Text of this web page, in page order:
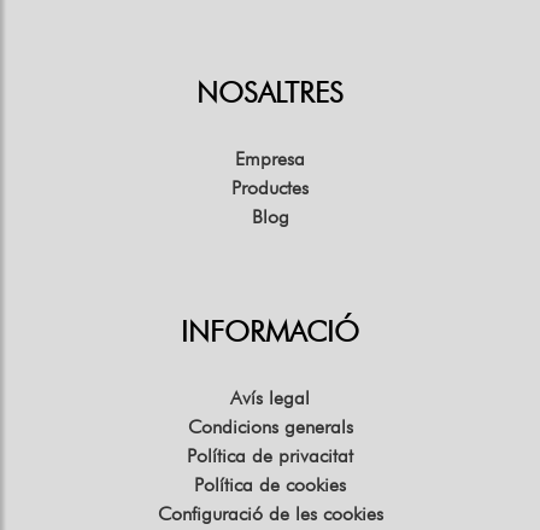
NOSALTRES
Empresa
Productes
Blog
INFORMACIÓ
Avís legal
Condicions generals
Política de privacitat
Política de cookies
Configuració de les cookies